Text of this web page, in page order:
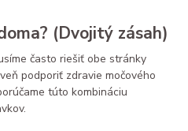
(Dvojitý zásah)
často riešiť obe stránky
podporiť zdravie močového
túto kombináciu